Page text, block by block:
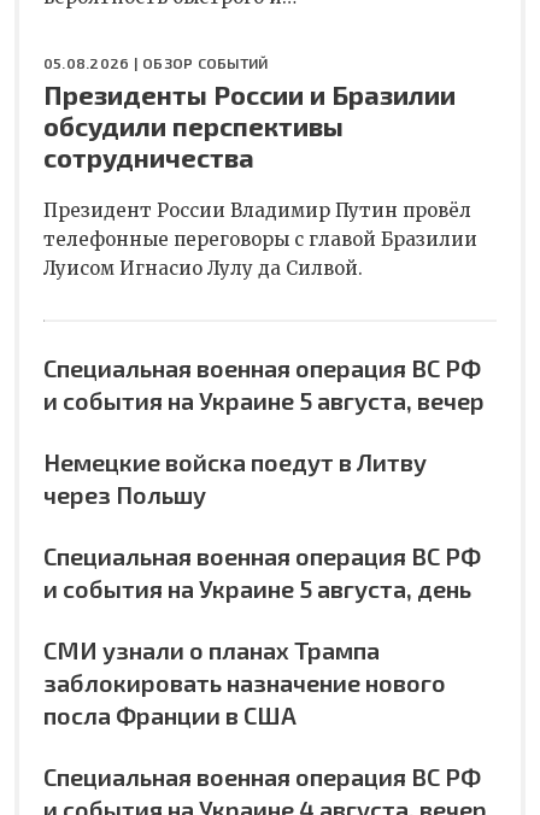
05.08.2026 | ОБЗОР СОБЫТИЙ
Президенты России и Бразилии
обсудили перспективы
сотрудничества
Президент России Владимир Путин провёл
телефонные переговоры с главой Бразилии
Луисом Игнасио Лулу да Силвой.
Специальная военная операция ВС РФ
и события на Украине 5 августа, вечер
Немецкие войска поедут в Литву
через Польшу
Специальная военная операция ВС РФ
и события на Украине 5 августа, день
СМИ узнали о планах Трампа
заблокировать назначение нового
посла Франции в США
Специальная военная операция ВС РФ
и события на Украине 4 августа, вечер